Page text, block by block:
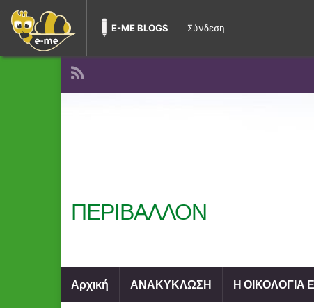
E-ME BLOGS Σύνδεση
ΠΕΡΙΒΑΛΛΟΝ
Αρχική ΑΝΑΚΥΚΛΩΣΗ Η ΟΙΚΟΛΟΓΙΑ